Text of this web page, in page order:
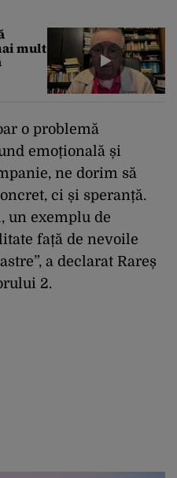
mult
o problemă
emoțională și
ne dorim să
ci și speranță.
un exemplu de
față de nevoile
a declarat Rareș
2.